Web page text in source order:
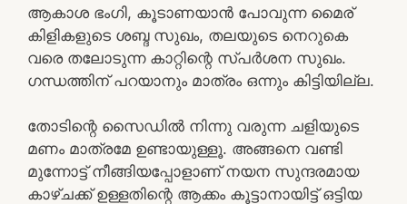
ആകാശ ഭംഗി, കൂടാണയാൻ പോവുന്ന മൈര്
കിളികളുടെ ശബ്ദ സുഖം, തലയുടെ നെറുകെ
വരെ തലോടുന്ന കാറ്റിന്റെ സ്പർശന സുഖം.
ഗന്ധത്തിന് പറയാനും മാത്രം ഒന്നും കിട്ടിയില്ല.
തോടിന്റെ സൈഡിൽ നിന്നു വരുന്ന ചളിയുടെ
മണം മാത്രമേ ഉണ്ടായുള്ളൂ. അങ്ങനെ വണ്ടി
മുന്നോട്ട് നീങ്ങിയപ്പോളാണ് നയന സുന്ദരമായ
കാഴ്ചക്ക് ഉള്ളതിന്റെ ആക്കം കൂട്ടാനായിട്ട് ഒട്ടിയ